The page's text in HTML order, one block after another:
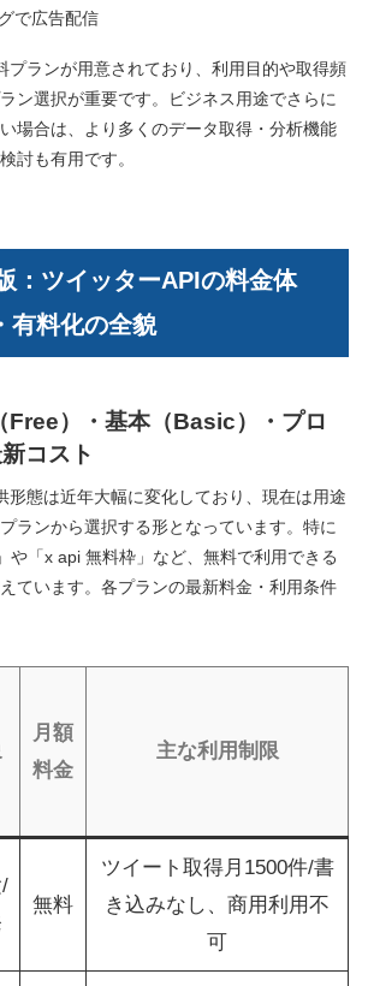
で広告配信
プランが用意されており、利用目的や取得頻
ン選択が重要です。ビジネス用途でさらに
場合は、より多くのデータ取得・分析機能
討も有用です。
：ツイッターAPIの料金体
有料化の全貌
Free）・基本（Basic）・プロ
コスト
形態は近年大幅に変化しており、現在は用途
ランから選択する形となっています。特に
や「x api 無料枠」など、無料で利用できる
ています。各プランの最新料金・利用条件
月額
料金
主な利用制限
無料
ツイート取得月1500件/書
き込みなし、商用利用不
可